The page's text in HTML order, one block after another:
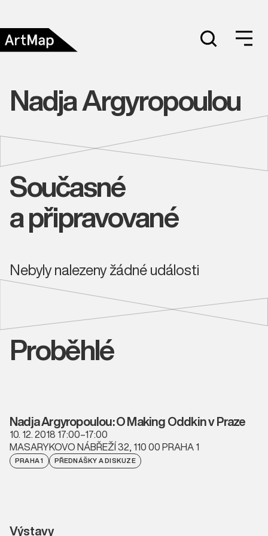
Nadja Argyropoulou
Současné
a připravované
Nebyly nalezeny žádné události
Proběhlé
Nadja Argyropoulou: O Making Oddkin v Praze
10. 12. 2018 17:00–17:00
MASARYKOVO NÁBŘEŽÍ 32, 110 00 PRAHA 1
PRAHA 1 PŘEDNÁŠKY A DISKUZE
Výstavy